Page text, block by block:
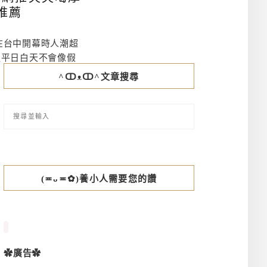
薦
中開幕時人潮超
日白天不會像假
^ↀᴥↀ^文章搜尋
(≖ᴗ≖✿)養小人需要您的讚
✿廣告✿